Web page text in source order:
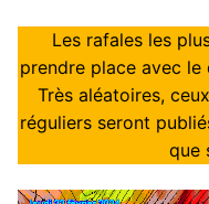
Les rafales les
prendre place avec le
Très aléatoires,
réguliers seront
que